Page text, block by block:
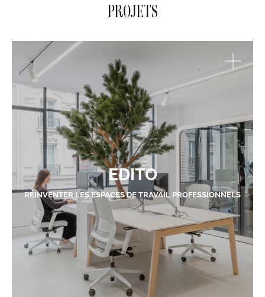
PROJETS
EDITO
RÉINVENTER LES ESPACES DE TRAVAIL PROFESSIONNELS